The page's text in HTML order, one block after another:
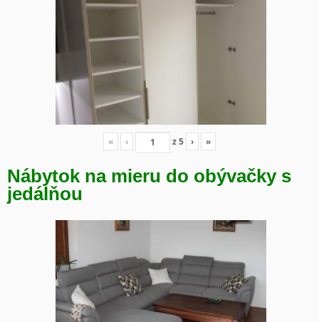
« ‹ z5 › »
Nábytok na mieru do obývačky s
jedálňou